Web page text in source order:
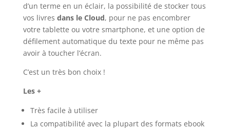
d’un terme en un éclair, la possibilité de stocker tous
vos livres dans le Cloud, pour ne pas encombrer
votre tablette ou votre smartphone, et une option de
défilement automatique du texte pour ne même pas
avoir à toucher l’écran.
C’est un très bon choix !
Les +
Très facile à utiliser
La compatibilité avec la plupart des formats ebook